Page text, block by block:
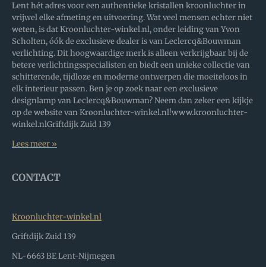
Lent hét adres voor een authentieke kristallen kroonluchter in
vrijwel elke afmeting en uitvoering. Wat veel mensen echter niet
weten, is dat Kroonluchter-winkel.nl, onder leiding van Yvon
Scholten, óók de exclusieve dealer is van Leclercq&Bouwman
verlichting. Dit hoogwaardige merk is alleen verkrijgbaar bij de
betere verlichtingsspecialisten en biedt een unieke collectie van
schitterende, tijdloze en moderne ontwerpen die moeiteloos in
elk interieur passen. Ben je op zoek naar een exclusieve
designlamp van Leclercq&Bouwman? Neem dan zeker een kijkje
op de website van Kroonluchter-winkel.nl!www.kroonluchter-
winkel.nlGriftdijk Zuid 139
Lees meer »
CONTACT
Kroonluchter-winkel.nl
Griftdijk Zuid 139
NL-6663 BE Lent-Nijmegen